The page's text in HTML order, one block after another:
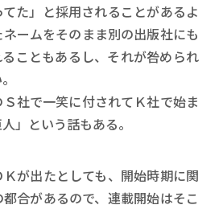
てた」と採用されることがあるよ
ームをそのまま別の出版社にも
こともあるし、それが咎められ
社で一笑に付されてＫ社で始ま
」という話もある。
が出たとしても、開始時期に関
合があるので、連載開始はそこ